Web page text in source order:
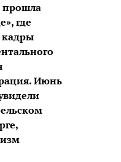
прошла
где
кадры
Июнь